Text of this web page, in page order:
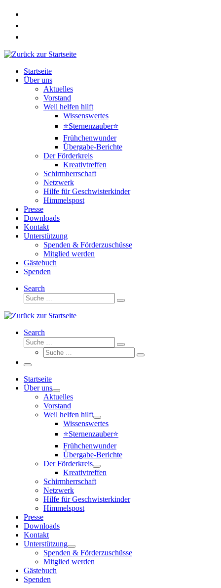
Zum
springen
Startseite
Über uns
Aktuelles
Vorstand
Weil helfen hilft
Wissenswertes
⭐Sternenzauber⭐
Frühchenwunder
Übergabe-Berichte
Der Förderkreis
Kreativtreffen
Schirmherrschaft
Netzwerk
Hilfe für Geschwisterkinder
Himmelspost
Presse
Downloads
Kontakt
Unterstützung
Spenden & Förderzuschüsse
Mitglied werden
Gästebuch
Spenden
Search
Suche
Suche
Search
Suche
Suche
Suche
Suche
Menü
Startseite
Über uns
Aktuelles
Vorstand
Weil helfen hilft
Wissenswertes
⭐Sternenzauber⭐
Frühchenwunder
Übergabe-Berichte
Der Förderkreis
Kreativtreffen
Schirmherrschaft
Netzwerk
Hilfe für Geschwisterkinder
Himmelspost
Presse
Downloads
Kontakt
Unterstützung
Spenden & Förderzuschüsse
Mitglied werden
Gästebuch
Spenden